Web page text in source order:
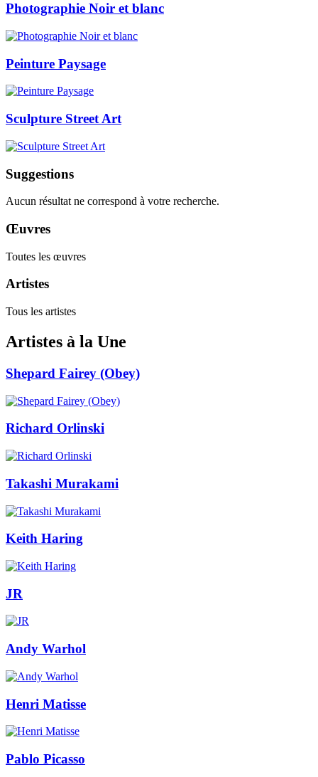
Photographie Noir et blanc
Peinture Paysage
Sculpture Street Art
Suggestions
Aucun résultat ne correspond à votre recherche.
Œuvres
Toutes les œuvres
Artistes
Tous les artistes
Artistes à la Une
Shepard Fairey (Obey)
Richard Orlinski
Takashi Murakami
Keith Haring
JR
Andy Warhol
Henri Matisse
Pablo Picasso